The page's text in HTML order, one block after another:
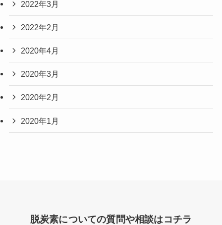
2022年3月
2022年2月
2020年4月
2020年3月
2020年2月
2020年1月
脱炭素についての質問や相談はコチラ